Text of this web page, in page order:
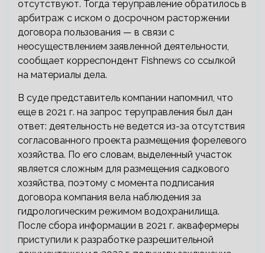
отсутствуют. Тогда теруправление обратилось в
арбитраж с иском о досрочном расторжении
договора пользования — в связи с
неосуществлением заявленной деятельности,
сообщает корреспондент Fishnews со ссылкой
на материалы дела.
В суде представитель компании напомнил, что
еще в 2021 г. на запрос теруправления был дан
ответ: деятельность не ведется из-за отсутствия
согласованного проекта размещения форелевого
хозяйства. По его словам, выделенный участок
является сложным для размещения садкового
хозяйства, поэтому с момента подписания
договора компания вела наблюдения за
гидрологическим режимом водохранилища.
После сбора информации в 2021 г. аквафермеры
приступили к разработке разрешительной